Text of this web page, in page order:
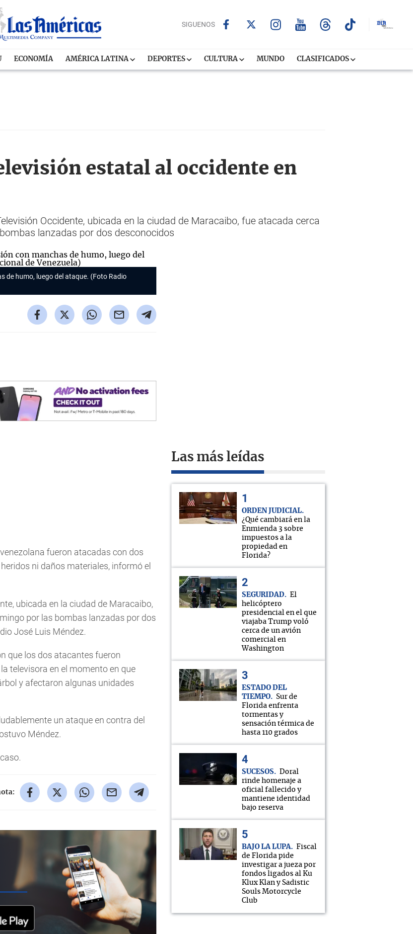
SIGUENOS
ECONOMÍA AMÉRICA LATINA DEPORTES CULTURA MUNDO CLASIFICADOS
estatal al occidente en
Occidente, ubicada en la ciudad de Maracaibo, fue atacada cerca
lanzadas por dos desconocidos
de humo, luego del ataque. (Foto Radio
fueron atacadas con dos
ni daños materiales, informó el
ubicada en la ciudad de Maracaibo,
por las bombas lanzadas por dos
José Luis Méndez.
que los dos atacantes fueron
televisora en el momento en que
y afectaron algunas unidades
un ataque en contra del
Méndez.
Las más leídas
ORDEN JUDICIAL
¿Qué cambiará en la
Enmienda 3 sobre
impuestos a la
propiedad en
Florida?
SEGURIDAD
El
helicóptero
presidencial en el que
viajaba Trump voló
cerca de un avión
comercial en
Washington
ESTADO DEL
TIEMPO
Sur de
Florida enfrenta
tormentas y
sensación térmica de
hasta 110 grados
SUCESOS
Doral
rinde homenaje a
oficial fallecido y
mantiene identidad
bajo reserva
BAJO LA LUPA
Fiscal
de Florida pide
investigar a jueza por
fondos ligados al Ku
Klux Klan y Sadistic
Souls Motorcycle
Club